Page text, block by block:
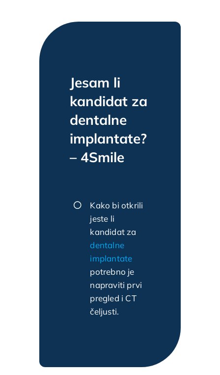
Jesam li
kandidat za
dentalne
implantate?
– 4Smile
Kako bi otkrili
jeste li
kandidat za
dentalne
implantate
potrebno je
napraviti prvi
pregled i CT
čeljusti.